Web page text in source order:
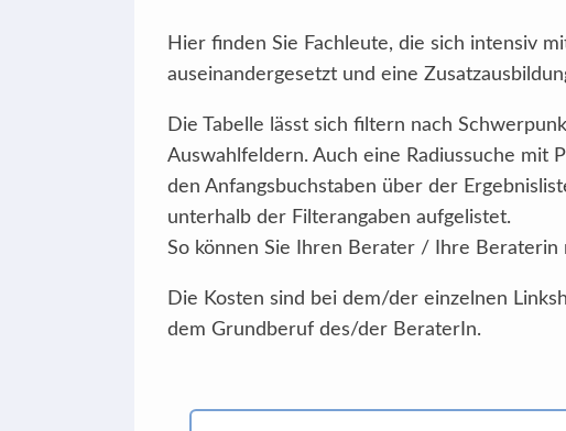
Hier finden Sie Fachleute, die sich intensiv
auseinandergesetzt und eine
Die Tabelle lässt sich filtern nach
Auswahlfeldern. Auch eine Radiussuche mit
den Anfangsbuchstaben über der
unterhalb der Filterangaben aufgelistet.
So können Sie Ihren Berater / Ihre Beraterin
Die Kosten sind bei dem/der einzelnen
dem Grundberuf des/der BeraterIn.